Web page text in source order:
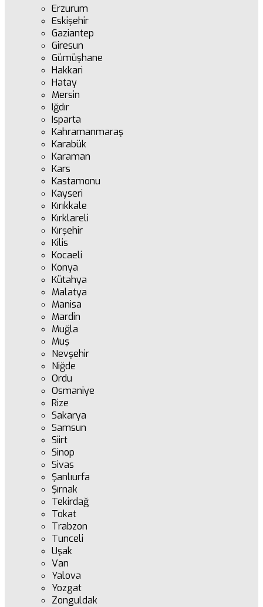
Erzurum
Eskişehir
Gaziantep
Giresun
Gümüşhane
Hakkari
Hatay
Mersin
Iğdır
Isparta
Kahramanmaraş
Karabük
Karaman
Kars
Kastamonu
Kayseri
Kırıkkale
Kırklareli
Kırşehir
Kilis
Kocaeli
Konya
Kütahya
Malatya
Manisa
Mardin
Muğla
Muş
Nevşehir
Niğde
Ordu
Osmaniye
Rize
Sakarya
Samsun
Siirt
Sinop
Sivas
Şanlıurfa
Şırnak
Tekirdağ
Tokat
Trabzon
Tunceli
Uşak
Van
Yalova
Yozgat
Zonguldak